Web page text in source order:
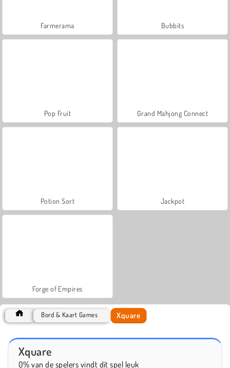
Farmerama Bubbits
Pop Fruit Grand Mahjong Connect
Potion Sort Jackpot
Forge of Empires
Bord & Kaart Games Xquare
Xquare
0% van de spelers vindt dit spel leuk